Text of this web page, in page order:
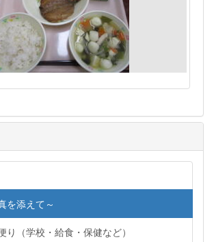
を添えて～
り（学校・給食・保健など）